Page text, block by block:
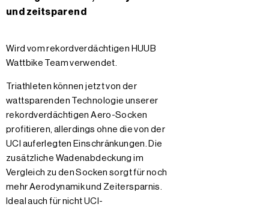
und zeitsparend
Wird vom rekordverdächtigen HUUB
Wattbike Team verwendet.
Triathleten können jetzt von der
wattsparenden Technologie unserer
rekordverdächtigen Aero-Socken
profitieren, allerdings ohne die von der
UCI auferlegten Einschränkungen. Die
zusätzliche Wadenabdeckung im
Vergleich zu den Socken sorgt für noch
mehr Aerodynamik und Zeitersparnis.
Ideal auch für nicht UCI-